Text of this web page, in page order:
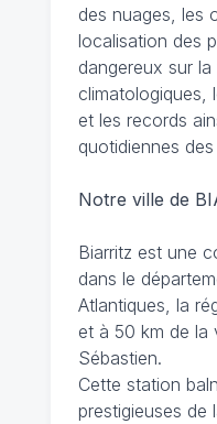
des nuages, les
localisation des
dangereux sur
climatologiques,
et les records
quotidiennes
Notre ville de
Biarritz est une
dans le
Atlantiques, la
et à 50 km de la
Sébastien.
Cette station
prestigieuses de